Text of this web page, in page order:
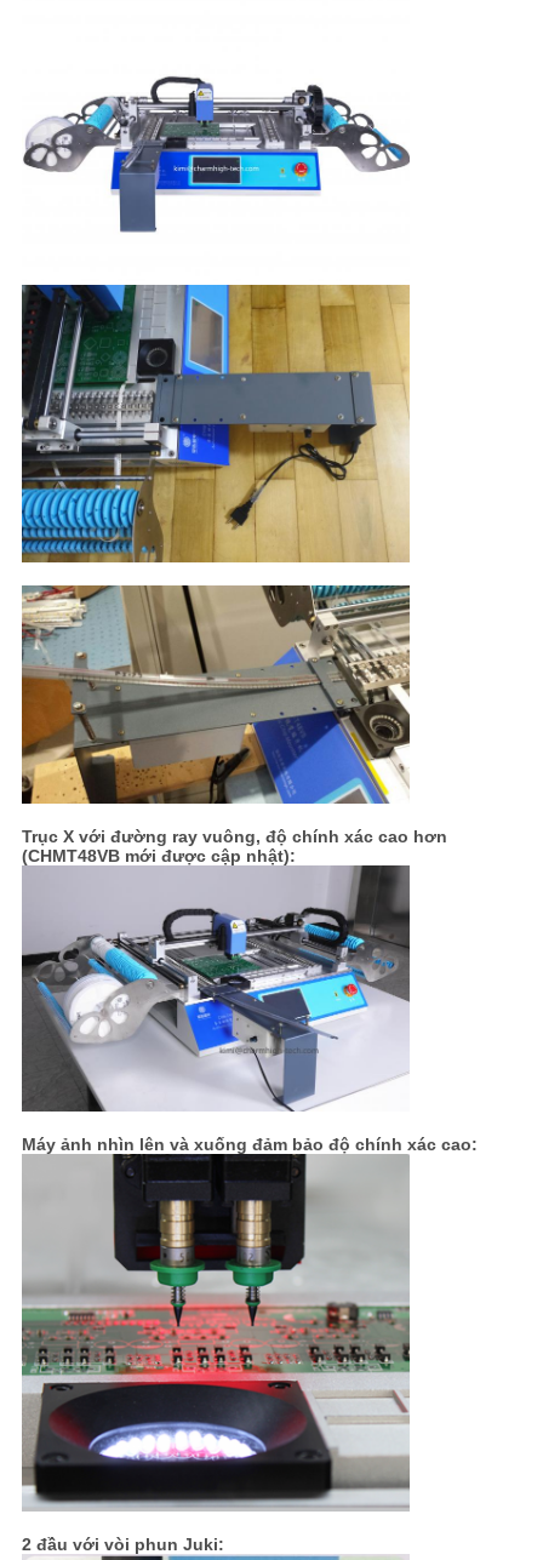
Trục X với đường ray vuông, độ chính xác cao hơn
(CHMT48VB mới được cập nhật):
Máy ảnh nhìn lên và xuống đảm bảo độ chính xác cao:
2 đầu với vòi phun Juki: